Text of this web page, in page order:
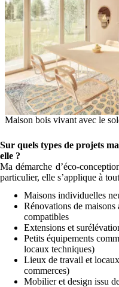
Maison bois vivant avec le
Sur quels types de projets
elle ?
Ma démarche d’éco-
particulier, elle s’applique à
Maisons individuelles
Rénovations de maisons
compatibles
Extensions et
Petits équipements
locaux techniques)
Lieux de travail et
commerces)
Mobilier et design issu